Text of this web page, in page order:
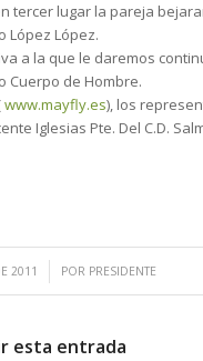
tercer lugar la pareja
López López.
a la que le daremos
Cuerpo de Hombre.
www.mayfly.es), los
Iglesias Pte. Del C.D.
2011 POR PRESIDENTE
esta entrada